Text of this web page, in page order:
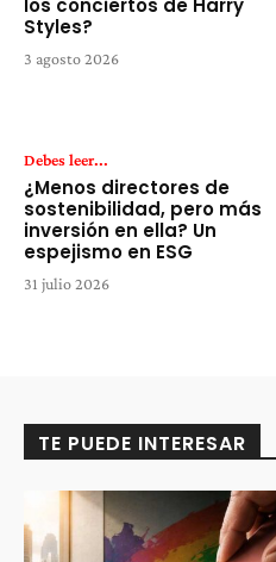
los conciertos de Harry
Styles?
3 agosto 2026
Debes leer...
¿Menos directores de
sostenibilidad, pero más
inversión en ella? Un
espejismo en ESG
31 julio 2026
TE PUEDE INTERESAR